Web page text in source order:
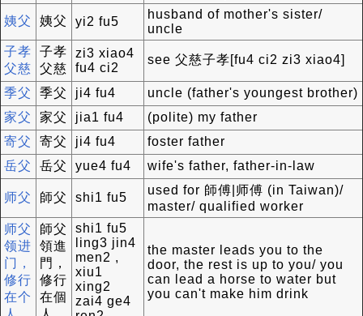
姨父 姨父 yi2 fu5
husband of mother's sister/
uncle
子孝
父慈
子孝
父慈
zi3 xiao4
fu4 ci2
see 父慈子孝[fu4 ci2 zi3 xiao4]
季父 季父 ji4 fu4
uncle (father's youngest brother)
家父
家父 jia1 fu4
(polite) my father
寄父
寄父 ji4 fu4
foster father
岳父
岳父 yue4 fu4 wife's father, father-in-law
师父 師父 shi1 fu5
used for 師傅|师傅 (in Taiwan)/
master/ qualified worker
师父
领进
门，
修行
在个
師父
領進
門，
修行
在個
shi1 fu5
ling3 jin4
men2 ,
xiu1
xing2
zai4 ge4
the master leads you to the
door, the rest is up to you/ you
can lead a horse to water but
you can't make him drink